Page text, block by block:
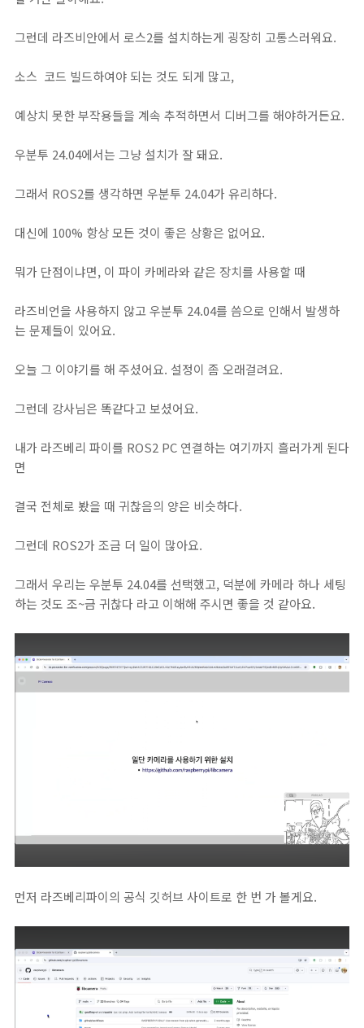
그런데 라즈비안에서 로스2를 설치하는게 굉장히 고통스러워요.
소스 코드 빌드하여야 되는 것도 되게 많고,
예상치 못한 부작용들을 계속 추적하면서 디버그를 해야하거든요.
우분투 24.04에서는 그냥 설치가 잘 돼요.
그래서 ROS2를 생각하면 우분투 24.04가 유리하다.
대신에 100% 항상 모든 것이 좋은 상황은 없어요.
뭐가 단점이냐면, 이 파이 카메라와 같은 장치를 사용할 때
라즈비언을 사용하지 않고 우분투 24.04를 씀으로 인해서 발생하
는 문제들이 있어요.
오늘 그 이야기를 해 주셨어요. 설정이 좀 오래걸려요.
그런데 강사님은 똑같다고 보셨어요.
내가 라즈베리 파이를 ROS2 PC 연결하는 여기까지 흘러가게 된다
면
결국 전체로 봤을 때 귀찮음의 양은 비슷하다.
그런데 ROS2가 조금 더 일이 많아요.
그래서 우리는 우분투 24.04를 선택했고, 덕분에 카메라 하나 세팅
하는 것도 조~금 귀찮다 라고 이해해 주시면 좋을 것 같아요.
먼저 라즈베리파이의 공식 깃허브 사이트로 한 번 가 볼게요.